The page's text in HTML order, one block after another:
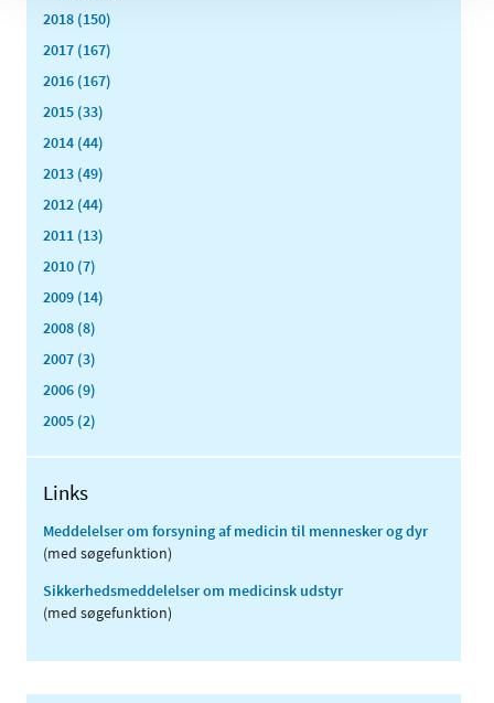
2018 (150)
2017 (167)
2016 (167)
2015 (33)
2014 (44)
2013 (49)
2012 (44)
2011 (13)
2010 (7)
2009 (14)
2008 (8)
2007 (3)
2006 (9)
2005 (2)
Links
Meddelelser om forsyning af medicin til mennesker og dyr
(med søgefunktion)
Sikkerhedsmeddelelser om medicinsk udstyr
(med søgefunktion)